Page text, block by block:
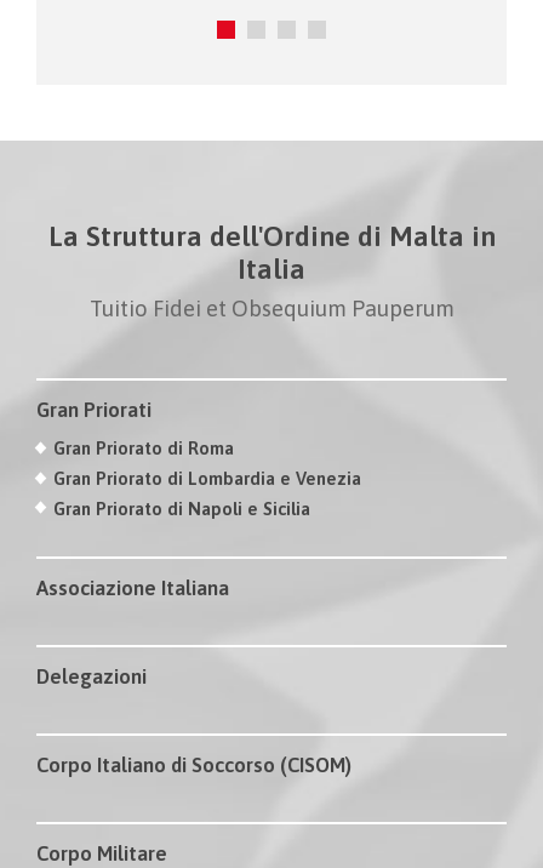
La Struttura dell'Ordine di Malta in
Italia
Tuitio Fidei et Obsequium Pauperum
Gran Priorati
Gran Priorato di Roma
Gran Priorato di Lombardia e Venezia
Gran Priorato di Napoli e Sicilia
Associazione Italiana
Delegazioni
Corpo Italiano di Soccorso (CISOM)
Corpo Militare